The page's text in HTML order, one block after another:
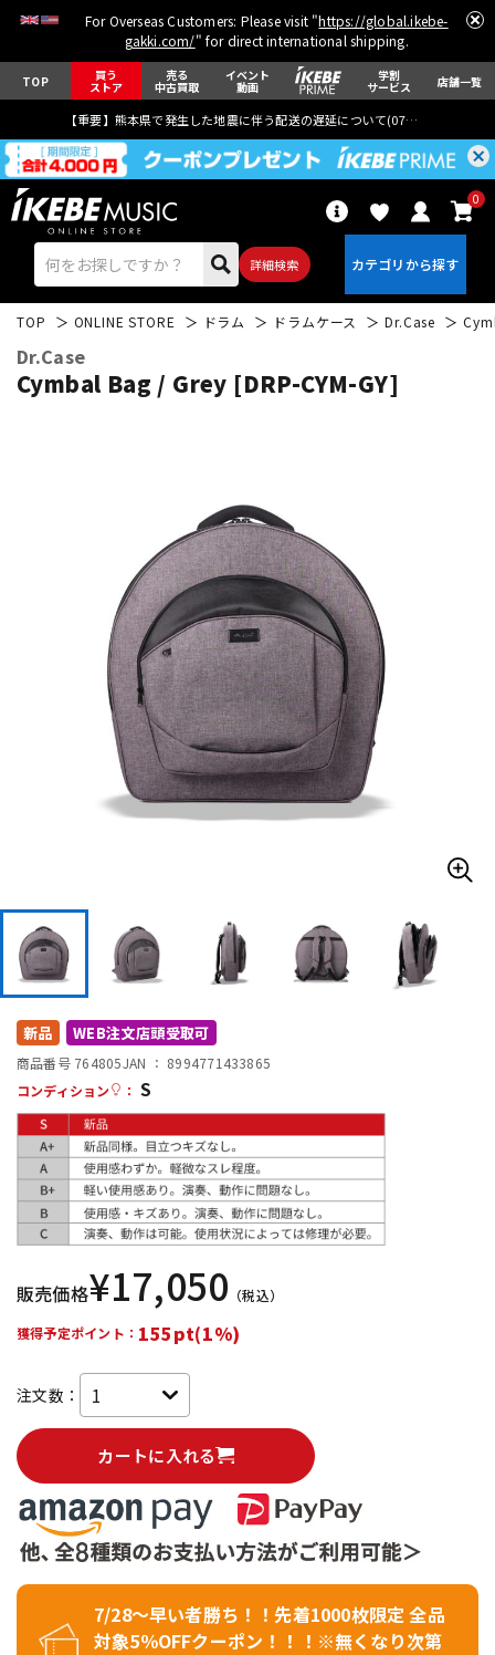
For Overseas Customers: Please visit "https://global.ikebe-
gakki.com/" for direct international shipping.
TOP 買う
ストア
売る
中古買取
イベント
動画
学割
サービス 店舗一覧
【重要】熊本県で発生した地震に伴う配送の遅延について(07月29日
詳細検索
0
ドラム パーカッション
キーボード 電子ピアノ
管楽器 その他楽器
DJ機器 DTM
配信/ライブ機器
中古
TOP ONLINE STORE ドラム ドラムケース Dr.Case
Dr.Case
Cymbal Bag / Grey [DRP-CYM-GY]
新品 WEB注文店頭受取可
商品番号 764805JAN ： 8994771433865
コンディション
： S
販売価格¥17,050 （税込）
獲得予定ポイント： 155pt(1%)
注文数：
カートに入れる
7/28～早い者勝ち！！先着1000枚限定 全品
対象5％OFFクーポン！！！※無くなり次第